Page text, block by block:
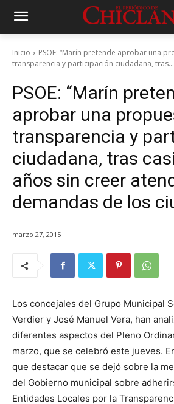
Inicio
PSOE: “Marín pretende aprobar una
transparencia y participación ciudadana, tras...
PSOE: “Marín
aprobar una
transparencia y
ciudadana, tras
años sin creer
demandas de los
marzo 27, 2015
Los concejales del Grupo Municipal
Verdier y José Manuel Vera, han
diferentes aspectos del Pleno
marzo, que se celebró este jueves.
que destacar que se dejó sobre la
del Gobierno municipal sobre
Entidades Locales por la